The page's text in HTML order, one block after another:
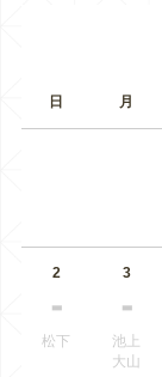
日 月
2
松下
3
池上
大山